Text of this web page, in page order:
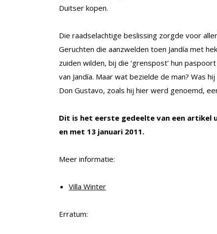
Duitser kopen.
Die raadselachtige beslissing zorgde voor
Geruchten die aanzwelden toen Jandía met
zuiden wilden, bij die ‘grenspost’ hun
van Jandía. Maar wat bezielde de man? Was
Don Gustavo, zoals hij hier werd genoemd,
Dit is het eerste gedeelte van een artikel
en met 13 januari 2011.
Meer informatie:
Villa Winter
Erratum: